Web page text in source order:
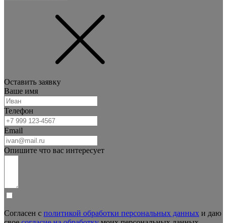
Оставить заявку
Ваше имя
Телефон
Email
Опишите что вас интересует
Согласен с политикой обработки персональных данных и даю